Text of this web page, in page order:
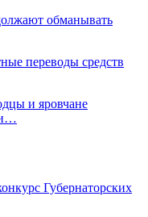
обманывать
переводы средств
и яровчане
и…
Губернаторских